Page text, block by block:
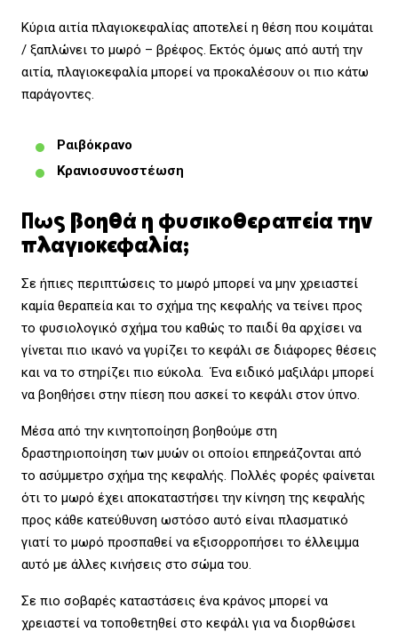
Κύρια αιτία πλαγιοκεφαλίας αποτελεί η θέση που κοιμάται
/ ξαπλώνει το μωρό – βρέφος. Εκτός όμως από αυτή την
αιτία, πλαγιοκεφαλία μπορεί να προκαλέσουν οι πιο κάτω
παράγοντες.
Ραιβόκρανο
Κρανιοσυνοστέωση
Πως βοηθά η φυσικοθεραπεία την
πλαγιοκεφαλία;
Σε ήπιες περιπτώσεις το μωρό μπορεί να μην χρειαστεί
καμία θεραπεία και το σχήμα της κεφαλής να τείνει προς
το φυσιολογικό σχήμα του καθώς το παιδί θα αρχίσει να
γίνεται πιο ικανό να γυρίζει το κεφάλι σε διάφορες θέσεις
και να το στηρίζει πιο εύκολα. Ένα ειδικό μαξιλάρι μπορεί
να βοηθήσει στην πίεση που ασκεί το κεφάλι στον ύπνο.
Μέσα από την κινητοποίηση βοηθούμε στη
δραστηριοποίηση των μυών οι οποίοι επηρεάζονται από
το ασύμμετρο σχήμα της κεφαλής. Πολλές φορές φαίνεται
ότι το μωρό έχει αποκαταστήσει την κίνηση της κεφαλής
προς κάθε κατεύθυνση ωστόσο αυτό είναι πλασματικό
γιατί το μωρό προσπαθεί να εξισορροπήσει το έλλειμμα
αυτό με άλλες κινήσεις στο σώμα του.
Σε πιο σοβαρές καταστάσεις ένα κράνος μπορεί να
χρειαστεί να τοποθετηθεί στο κεφάλι για να διορθώσει